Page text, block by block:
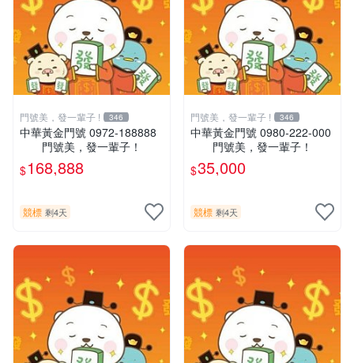
門號美，發一輩子 ! 346
中華黃金門號 0972-188888
門號美，發一輩子！
$168,888
競標 剩4天
門號美，發一輩子 ! 346
中華黃金門號 0980-222-000
門號美，發一輩子！
$35,000
競標 剩4天